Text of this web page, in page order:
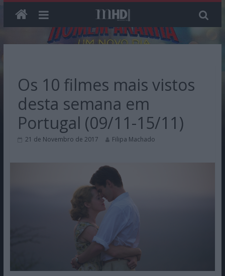
Os 10 filmes mais vistos
desta semana em
Portugal (09/11-15/11)
21 de Novembro de 2017 Filipa Machado